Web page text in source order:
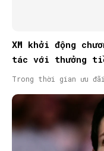
XM khởi động
tác với thưởng
Trong thời gian ưu